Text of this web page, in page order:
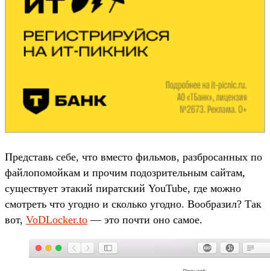
Представь себе, что вместо фильмов, разбросанных по
файлопомойкам и прочим подозрительным сайтам,
существует этакий пиратский YouTube, где можно
смотреть что угодно и сколько угодно. Вообразил? Так
вот, VoDLocker.to — это почти оно самое.